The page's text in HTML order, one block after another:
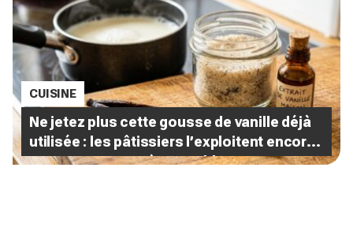
CUISINE
Ne jetez plus cette gousse de vanille déjà
utilisée : les pâtissiers l’exploitent encore
pour 4 recettes très rentables